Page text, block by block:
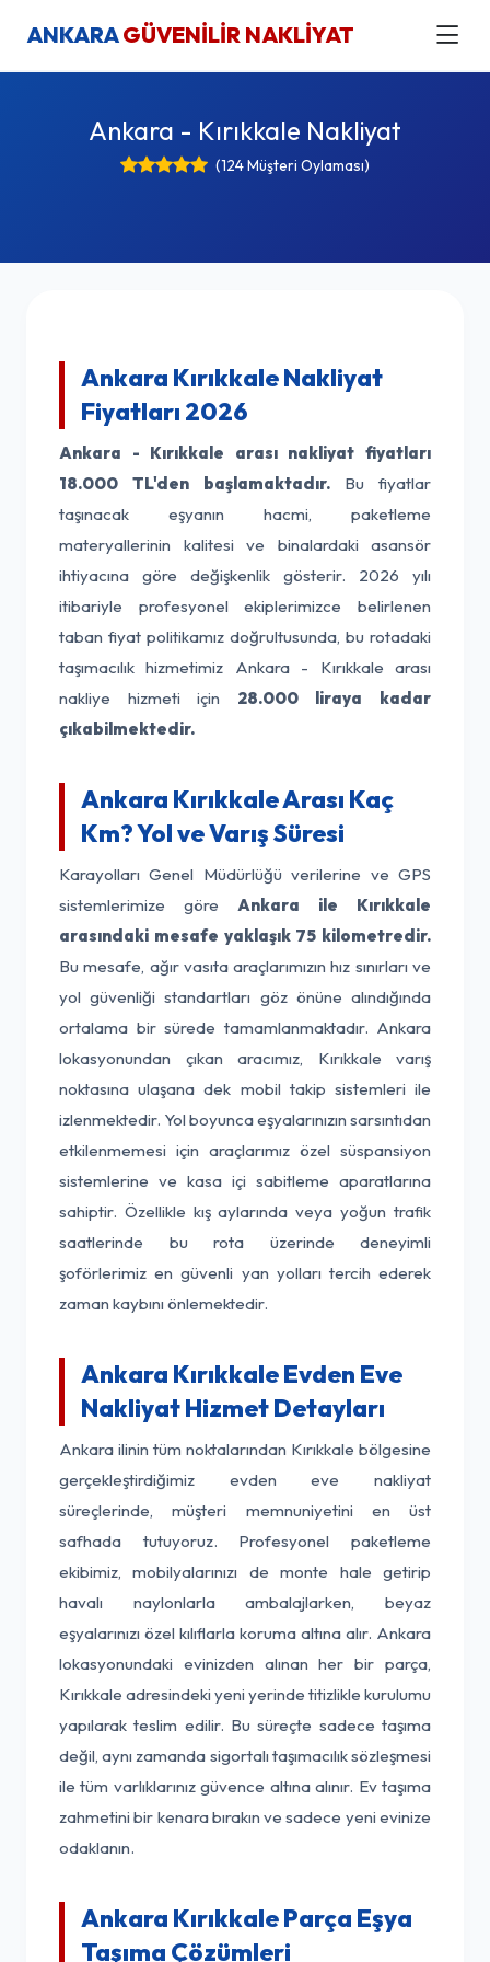
ANKARAGÜVENİLİR NAKLİYAT
Ankara - Kırıkkale Nakliyat
(124 Müşteri Oylaması)
Ankara Kırıkkale Nakliyat
Fiyatları 2026
Ankara - Kırıkkale arası nakliyat fiyatları
18.000 TL'den başlamaktadır. Bu fiyatlar
taşınacak eşyanın hacmi, paketleme
materyallerinin kalitesi ve binalardaki asansör
ihtiyacına göre değişkenlik gösterir. 2026 yılı
itibariyle profesyonel ekiplerimizce belirlenen
taban fiyat politikamız doğrultusunda, bu rotadaki
taşımacılık hizmetimiz Ankara - Kırıkkale arası
nakliye hizmeti için 28.000 liraya kadar
çıkabilmektedir.
Ankara Kırıkkale Arası Kaç
Km? Yol ve Varış Süresi
Karayolları Genel Müdürlüğü verilerine ve GPS
sistemlerimize göre Ankara ile Kırıkkale
arasındaki mesafe yaklaşık 75 kilometredir.
Bu mesafe, ağır vasıta araçlarımızın hız sınırları ve
yol güvenliği standartları göz önüne alındığında
ortalama bir sürede tamamlanmaktadır. Ankara
lokasyonundan çıkan aracımız, Kırıkkale varış
noktasına ulaşana dek mobil takip sistemleri ile
izlenmektedir. Yol boyunca eşyalarınızın sarsıntıdan
etkilenmemesi için araçlarımız özel süspansiyon
sistemlerine ve kasa içi sabitleme aparatlarına
sahiptir. Özellikle kış aylarında veya yoğun trafik
saatlerinde bu rota üzerinde deneyimli
şoförlerimiz en güvenli yan yolları tercih ederek
zaman kaybını önlemektedir.
Ankara Kırıkkale Evden Eve
Nakliyat Hizmet Detayları
Ankara ilinin tüm noktalarından Kırıkkale bölgesine
gerçekleştirdiğimiz evden eve nakliyat
süreçlerinde, müşteri memnuniyetini en üst
safhada tutuyoruz. Profesyonel paketleme
ekibimiz, mobilyalarınızı de monte hale getirip
havalı naylonlarla ambalajlarken, beyaz
eşyalarınızı özel kılıflarla koruma altına alır. Ankara
lokasyonundaki evinizden alınan her bir parça,
Kırıkkale adresindeki yeni yerinde titizlikle kurulumu
yapılarak teslim edilir. Bu süreçte sadece taşıma
değil, aynı zamanda sigortalı taşımacılık sözleşmesi
ile tüm varlıklarınız güvence altına alınır. Ev taşıma
zahmetini bir kenara bırakın ve sadece yeni evinize
odaklanın.
Ankara Kırıkkale Parça Eşya
Taşıma Çözümleri